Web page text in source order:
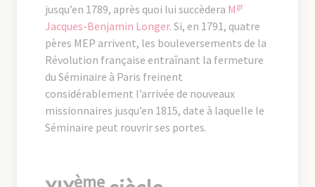
jusqu’en 1789, après quoi lui succèdera M gr
Jacques-Benjamin Longer. Si, en 1791, quatre
pères MEP arrivent, les bouleversements de la
Révolution française entraînant la fermeture
du Séminaire à Paris freinent
considérablement l’arrivée de nouveaux
missionnaires jusqu’en 1815, date à laquelle le
Séminaire peut rouvrir ses portes.
ème